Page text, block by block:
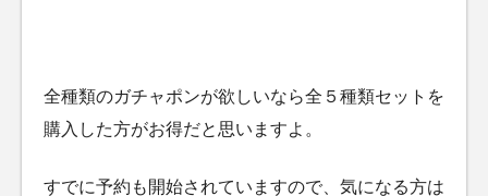
全種類のガチャポンが欲しいなら全５種類セットを
購入した方がお得だと思いますよ。
すでに予約も開始されていますので、気になる方は